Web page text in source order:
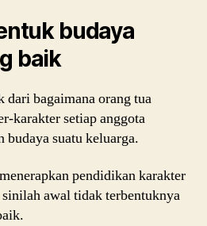
budaya
baik
dari bagaimana orang tua
karakter setiap anggota
budaya suatu keluarga.
pendidikan karakter
awal tidak terbentuknya